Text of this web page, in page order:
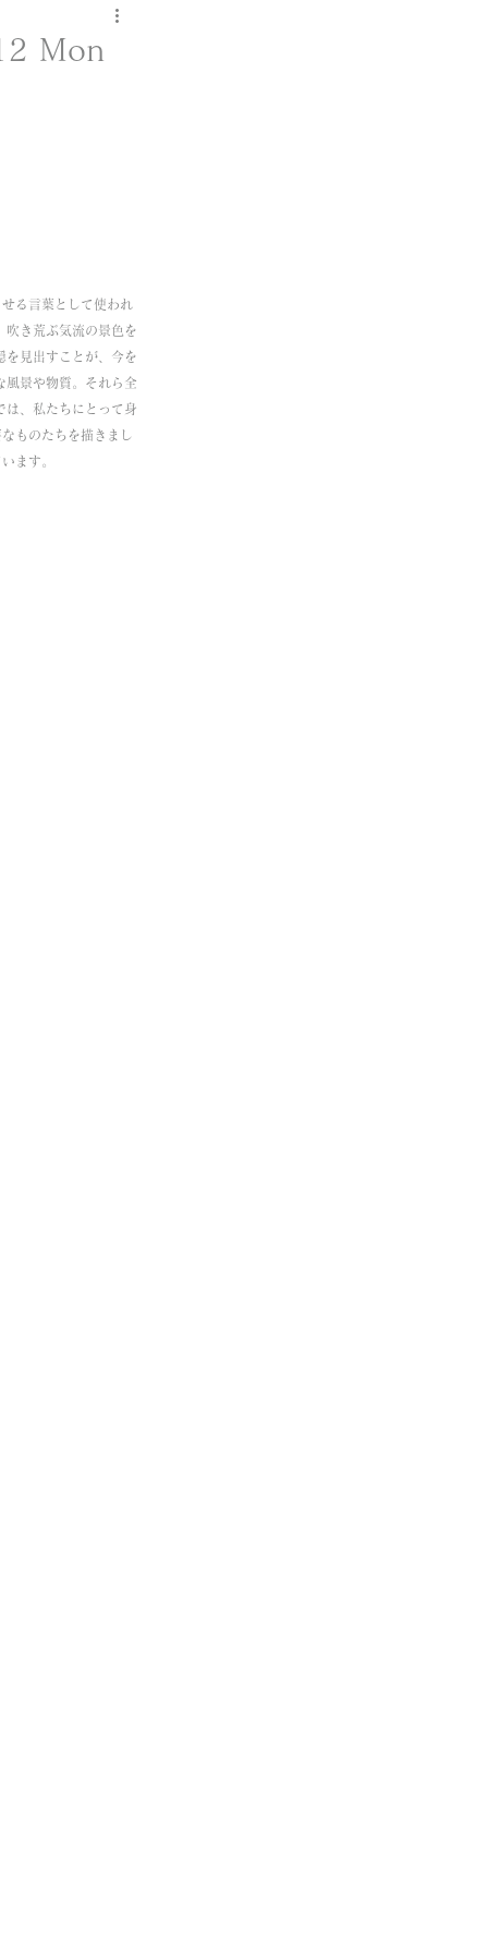
Mon
る言葉として使われ
吹き荒ぶ気流の景色を
を見出すことが、今を
風景や物質。それら全
は、私たちにとって身
ものたちを描きまし
ます。